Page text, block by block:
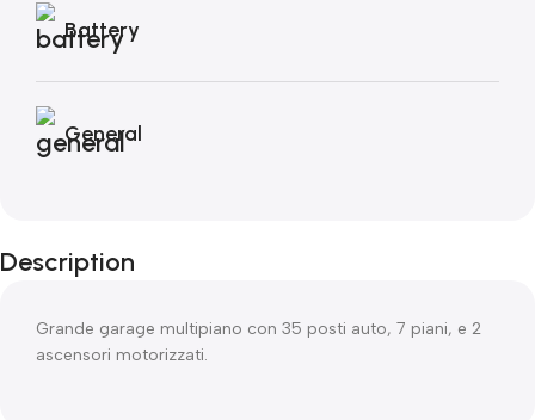
Battery
General
Description
Grande garage multipiano con 35 posti auto, 7 piani, e 2
ascensori motorizzati.